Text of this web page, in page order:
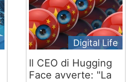
Digital Life
Il CEO di Hugging
Face avverte: "La